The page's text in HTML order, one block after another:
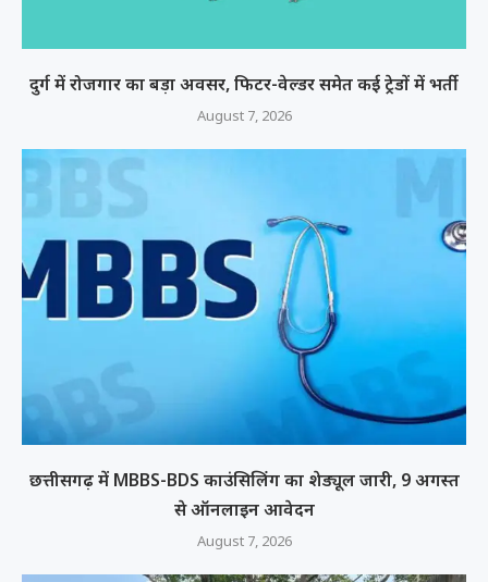
दुर्ग में रोजगार का बड़ा अवसर, फिटर-वेल्डर समेत कई ट्रेडों में भर्ती
August 7, 2026
छत्तीसगढ़ में MBBS-BDS काउंसिलिंग का शेड्यूल जारी, 9 अगस्त
से ऑनलाइन आवेदन
August 7, 2026